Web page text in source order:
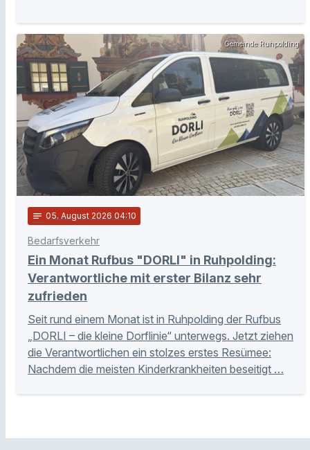
Gemeinde Ruhpolding
notes 05. August 2026 04:10
Bedarfsverkehr
Ein Monat Rufbus "DORLI" in Ruhpolding:
Verantwortliche mit erster Bilanz sehr
zufrieden
Seit rund einem Monat ist in Ruhpolding der Rufbus
„DORLI – die kleine Dorflinie“ unterwegs. Jetzt ziehen
die Verantwortlichen ein stolzes erstes Resümee:
Nachdem die meisten Kinderkrankheiten beseitigt …